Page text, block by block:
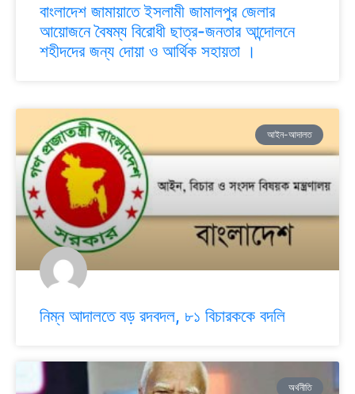
বাংলাদেশ জামায়াতে ইসলামী জামালপুর জেলার
আয়োজনে বৈষম্য বিরোধী ছাত্র-জনতার আন্দোলনে
শহীদদের জন্য দোয়া ও আর্থিক সহায়তা ।
আইন-আদালত
নিম্ন আদালতে বড় রদবদল, ৮১ বিচারককে বদলি
অর্থনীতি